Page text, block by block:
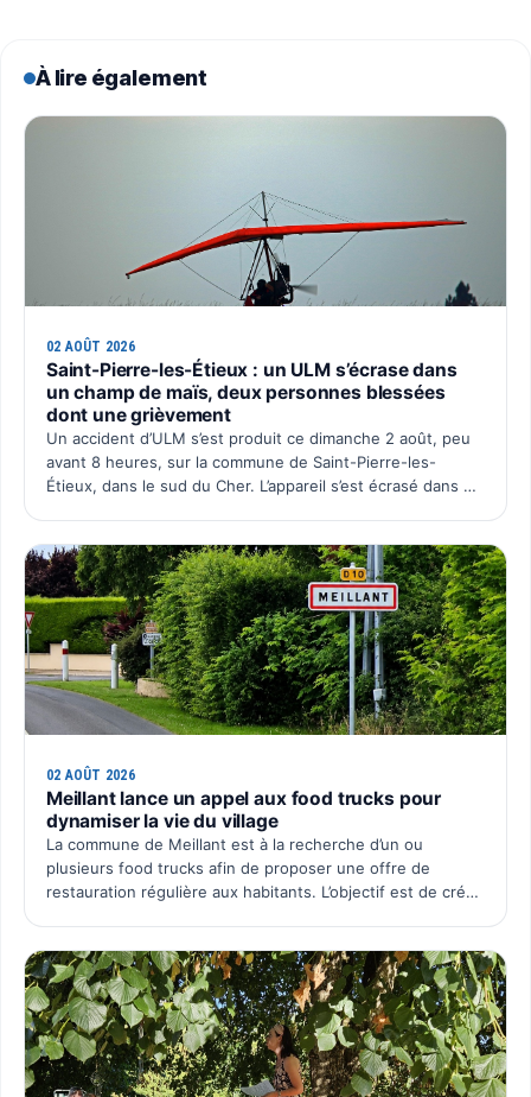
À lire également
02 AOÛT 2026
Saint-Pierre-les-Étieux : un ULM s’écrase dans
un champ de maïs, deux personnes blessées
dont une grièvement
Un accident d’ULM s’est produit ce dimanche 2 août, peu
avant 8 heures, sur la commune de Saint-Pierre-les-
Étieux, dans le sud du Cher. L’appareil s’est écrasé dans un
02 AOÛT 2026
Meillant lance un appel aux food trucks pour
dynamiser la vie du village
La commune de Meillant est à la recherche d’un ou
plusieurs food trucks afin de proposer une offre de
restauration régulière aux habitants. L’objectif est de créer